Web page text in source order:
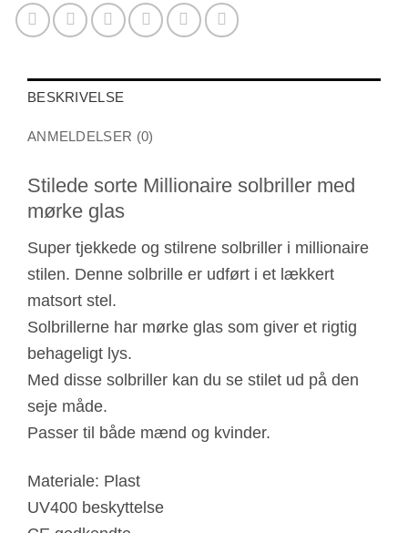
BESKRIVELSE
ANMELDELSER (0)
Stilede sorte Millionaire solbriller med
mørke glas
Super tjekkede og stilrene solbriller i millionaire
stilen. Denne solbrille er udført i et lækkert
matsort stel.
Solbrillerne har mørke glas som giver et rigtig
behageligt lys.
Med disse solbriller kan du se stilet ud på den
seje måde.
Passer til både mænd og kvinder.
Materiale: Plast
UV400 beskyttelse